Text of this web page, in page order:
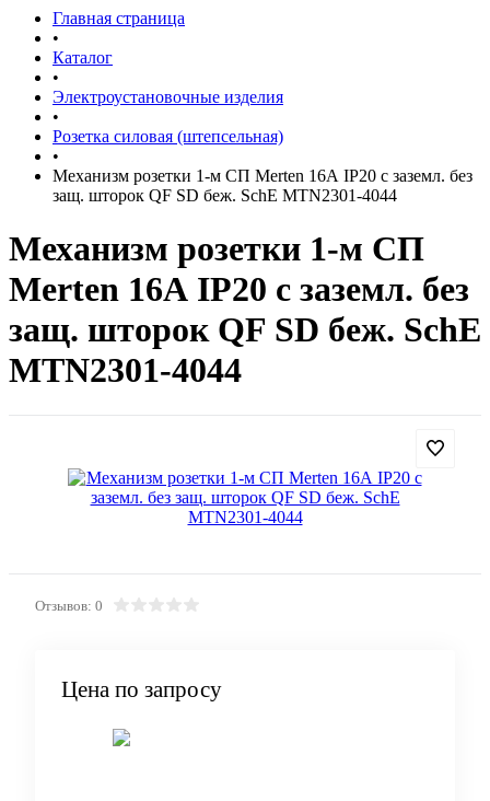
Главная страница
•
Каталог
•
Электроустановочные изделия
•
Розетка силовая (штепсельная)
•
Механизм розетки 1-м СП Merten 16А IP20 с заземл. без
защ. шторок QF SD беж. SchE MTN2301-4044
Механизм розетки 1-м СП
Merten 16А IP20 с заземл. без
защ. шторок QF SD беж. SchE
MTN2301-4044
Отзывов: 0
Цена по запросу